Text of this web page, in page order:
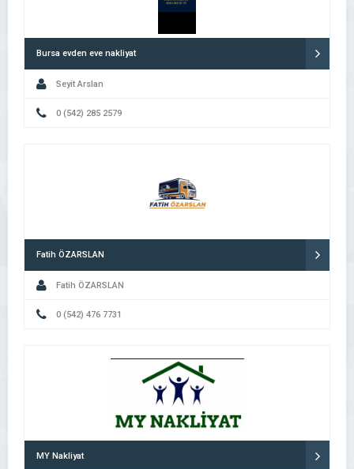
Bursa evden eve nakliyat
Seyit Arslan
0 (542) 285 2579
Fatih ÖZARSLAN
Fatih ÖZARSLAN
0 (542) 476 7731
MY Nakliyat